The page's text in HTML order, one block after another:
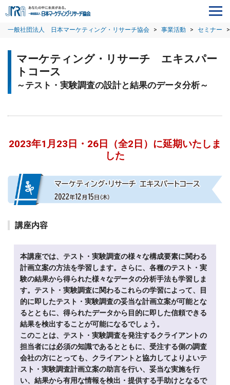
一般社団法人 日本マーケティング・リサーチ協会 > 事業活動 > セミナー >
マーケティング・リサーチ エキスパー
トコース
～テスト・実験調査の設計と結果のデータ分析～
2023年1月23日・26日（全2日）に延期いたしま
した
講座内容
本講座では、テスト・実験調査の様々な構成要素に関わる
計画立案の方法を学習します。さらに、各種のテスト・実
験の結果から得られた様々なデータの分析手法も学習しま
す。テスト・実験調査に関わるこれらの学習によって、目
的に即したテスト・実験調査の妥当な計画立案が可能とな
るとともに、得られたデータから目的に即した信頼できる
結果を検出することが可能になるでしょう。
このことは、テスト・実験調査を発注するクライアントの
担当者には必須の知識であるとともに、受注する側の調査
会社の方にとっても、クライアントと協力してよりよいテ
スト・実験調査計画立案の助言を行い、妥当な実施を行
い、結果から有用な情報を検出・提供する手助けとなるで